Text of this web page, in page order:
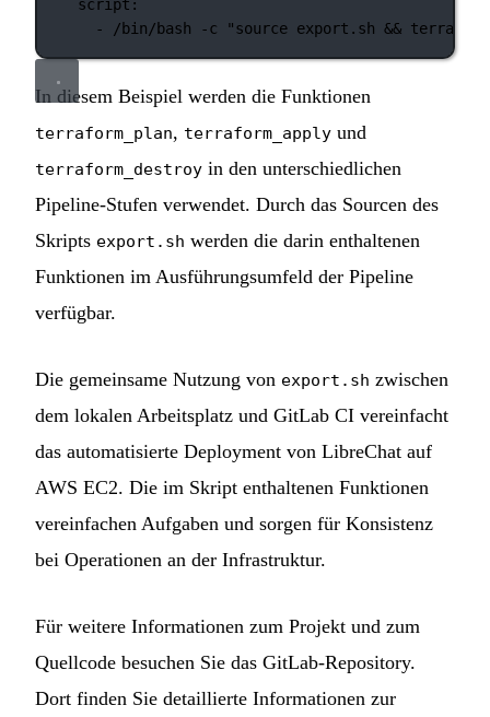
script :
-
/bin/bash -c "source export.sh &&
In diesem Beispiel werden die Funktionen
terraform_plan, terraform_apply und
terraform_destroy in den unterschiedlichen
Pipeline-Stufen verwendet. Durch das Sourcen des
Skripts export.sh werden die darin enthaltenen
Funktionen im Ausführungsumfeld der Pipeline
verfügbar.
Die gemeinsame Nutzung von export.sh zwischen
dem lokalen Arbeitsplatz und GitLab CI vereinfacht
das automatisierte Deployment von LibreChat auf
AWS EC2. Die im Skript enthaltenen Funktionen
vereinfachen Aufgaben und sorgen für Konsistenz
bei Operationen an der Infrastruktur.
Für weitere Informationen zum Projekt und zum
Quellcode besuchen Sie das GitLab-Repository.
Dort finden Sie detaillierte Informationen zur